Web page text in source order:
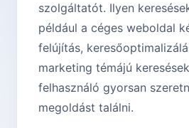
szolgáltatót. Ilyen
például a céges weboldal
felújítás,
marketing témájú
felhasználó gyorsan
megoldást találni.